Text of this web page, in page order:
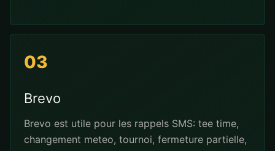
03
Brevo
Brevo est utile pour les rappels SMS: tee time,
changement meteo, tournoi, fermeture partielle,